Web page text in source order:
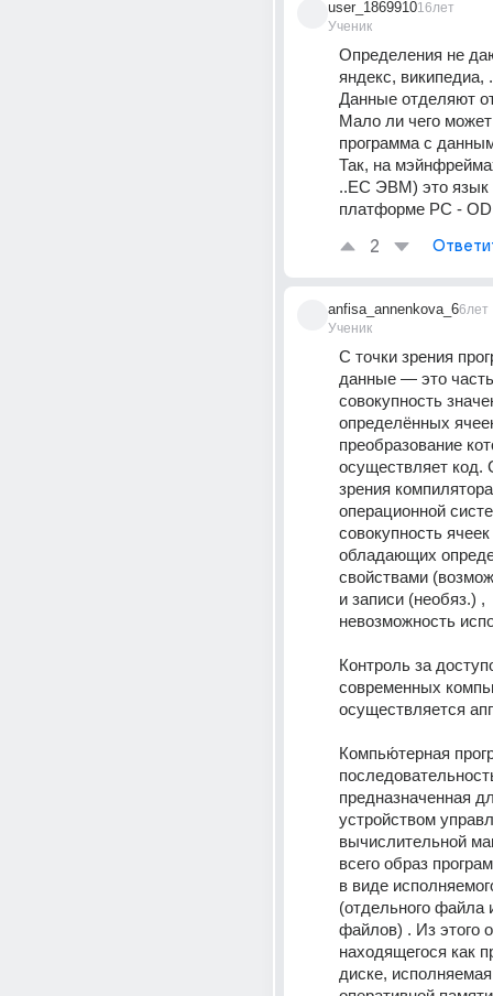
user_1869910
Ученик
16лет
Определения не
яндекс, википедиа,
Данные отделяют
Мало ли чего может
программа с
Так, на
..ЕС ЭВМ) это язык
платформе PC -
2
anfisa_annenkova_6
Ученик
6лет
С точки зрения
данные — это
совокупность
определённых
преобразование
осуществляет код.
зрения
операционной
совокупность
обладающих
свойствами
и записи (необяз.) ,
невозможность
Контроль за
современных
осуществляется
Компью́терная
предназначенная
устройством
вычислительной
всего образ
в виде
(отдельного файла
файлов) . Из этого
находящегося как
диске,